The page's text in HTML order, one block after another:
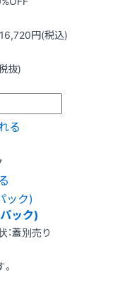
円(税込)
抜)
る
ック)
蓋別売り